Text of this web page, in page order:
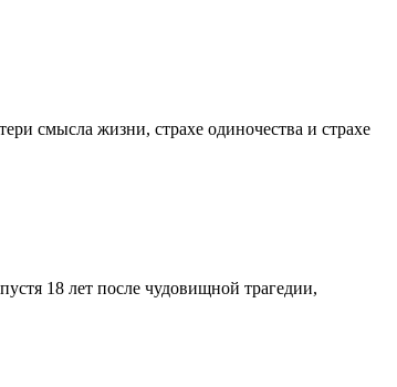
смысла жизни, страхе одиночества и страхе
18 лет после чудовищной трагедии,